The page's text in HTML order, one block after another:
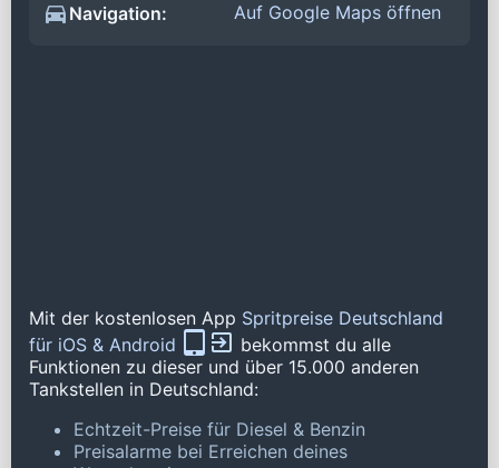
Navigation:
Auf Google Maps öffnen
Mit der kostenlosen App Spritpreise Deutschland
für iOS & Android
bekommst du alle
Funktionen zu dieser und über 15.000 anderen
Tankstellen in Deutschland:
Echtzeit-Preise für Diesel & Benzin
Preisalarme bei Erreichen deines